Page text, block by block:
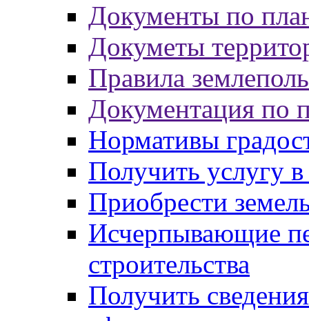
Документы по
Докуметы
Правила
Документация по
Нормативы
Получить услугу в
Приобрести
Исчерпывающие
строительства
Получить